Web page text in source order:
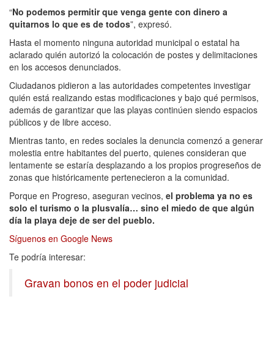
“No podemos permitir que venga gente con dinero a
quitarnos lo que es de todos”, expresó.
Hasta el momento ninguna autoridad municipal o estatal ha
aclarado quién autorizó la colocación de postes y delimitaciones
en los accesos denunciados.
Ciudadanos pidieron a las autoridades competentes investigar
quién está realizando estas modificaciones y bajo qué permisos,
además de garantizar que las playas continúen siendo espacios
públicos y de libre acceso.
Mientras tanto, en redes sociales la denuncia comenzó a generar
molestia entre habitantes del puerto, quienes consideran que
lentamente se estaría desplazando a los propios progreseños de
zonas que históricamente pertenecieron a la comunidad.
Porque en Progreso, aseguran vecinos, el problema ya no es
solo el turismo o la plusvalía… sino el miedo de que algún
día la playa deje de ser del pueblo.
Síguenos en Google News
Te podría interesar:
Gravan bonos en el poder judicial